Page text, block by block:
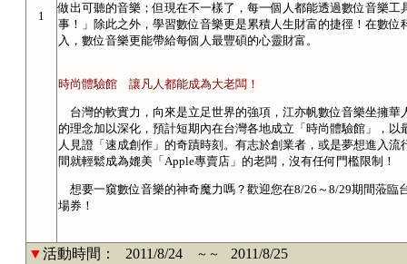
1
做出可聽的音樂；但現在不一樣了，每一個人都能透過數位音樂
事！」除此之外，學習數位音樂更是累積人生財富的捷徑！在數
入，數位音樂更能帶給每個人最豐碩的心靈財富。
時尚體驗館 讓凡人都能成為大老闆！
台灣的軟實力，向來是立足世界的強項，江亦帆數位音樂坐擁
的理念加以深化，預計短期內在台灣各地成立「時尚體驗館」，
人見證「速成創作」的奇蹟時刻。有志於創業者，或是夢想進入
間就輕鬆成為媲美「Apple專賣店」的老闆，沒有任何門檻限制！
想要一窺數位音樂的神奇魔力嗎？歡迎您在8/26～8/29期間蒞臨
場券！
▼活動時間： 2011/8/24 ～～
2011/8/25